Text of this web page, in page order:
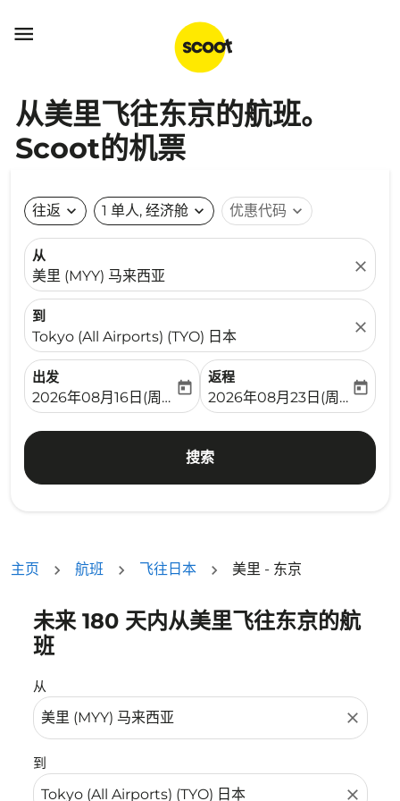

从美里飞往东京的航班。
Scoot的机票
往返 expand_more 1 单人, 经济舱 expand_more 优惠代码 expand_more
从
美里 (MYY) 马来西亚
close
到
Tokyo (All Airports) (TYO) 日本
close
出发
fc-booking-departure-date-aria-label
2026年08月16日(周日)
today
返程
fc-booking-return-date-
2026年08月23日(周日)
today
搜索
主页 航班 飞往日本 美里 - 东京
未来 180 天内从美里飞往东京的航
班
从
close
到
close
没有符合您的筛选条件的机票。请调整您的筛选条件。